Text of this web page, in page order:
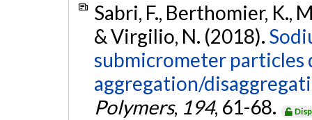
Sabri, F., Berthomier, K.,
& Virgilio, N. (2018).
submicrometer particles
aggregation/
Polymers, 194, 61-68.